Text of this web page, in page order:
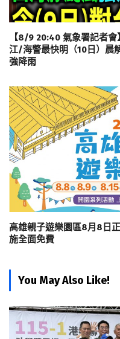
【8/9 20:40 氣象署記者
江/海警最快明（10日）晨
強降雨
高雄親子遊樂園區8月8日
施全面免費
You May Also Like!